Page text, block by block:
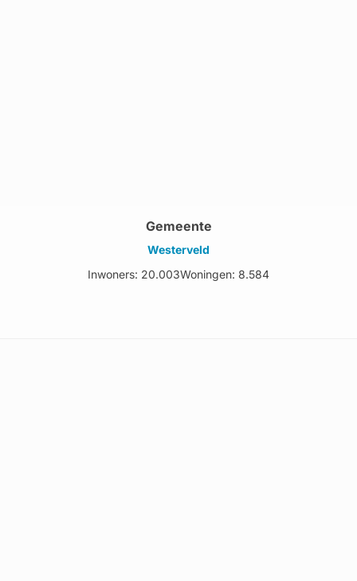
Gemeente
Westerveld
Inwoners: 20.003Woningen: 8.584